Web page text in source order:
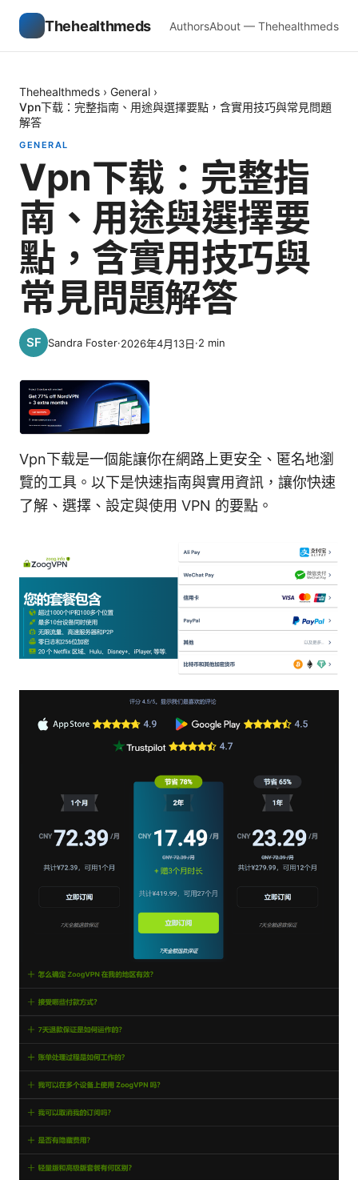
Thehealthmeds AuthorsAbout — Thehealthmeds
Thehealthmeds › General ›
Vpn下载：完整指南、用途與選擇要點，含實用技巧與常見問題
解答
GENERAL
Vpn下载：完整指
南、用途與選擇要
點，含實用技巧與
常見問題解答
Sandra Foster·2026年4月13日·2 min
Vpn下载是一個能讓你在網路上更安全、匿名地瀏
覽的工具。以下是快速指南與實用資訊，讓你快速
了解、選擇、設定與使用 VPN 的要點。